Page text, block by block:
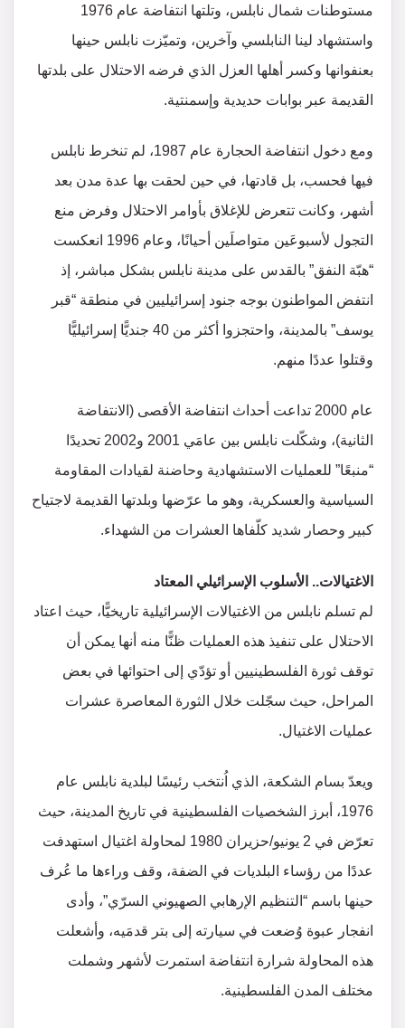
مستوطنات شمال نابلس، وتلتها انتفاضة عام 1976
واستشهاد لينا النابلسي وآخرين، وتميّزت نابلس حينها
بعنفوانها وكسر أهلها العزل الذي فرضه الاحتلال على بلدتها
القديمة عبر بوابات حديدية وإسمنتية.
ومع دخول انتفاضة الحجارة عام 1987، لم تنخرط نابلس
فيها فحسب، بل قادتها، في حين لحقت بها عدة مدن بعد
أشهر، وكانت تتعرض للإغلاق بأوامر الاحتلال وفرض منع
التجول لأسبوعَين متواصلَين أحيانًا، وعام 1996 انعكست
“هبّة النفق” بالقدس على مدينة نابلس بشكل مباشر، إذ
انتفض المواطنون بوجه جنود إسرائيليين في منطقة “قبر
يوسف” بالمدينة، واحتجزوا أكثر من 40 جنديًّا إسرائيليًّا
وقتلوا عددًا منهم.
عام 2000 تداعت أحداث انتفاضة الأقصى (الانتفاضة
الثانية)، وشكّلت نابلس بين عامَي 2001 و2002 تحديدًا
“منبعًا” للعمليات الاستشهادية وحاضنة لقيادات المقاومة
السياسية والعسكرية، وهو ما عرّضها وبلدتها القديمة لاجتياح
كبير وحصار شديد كلّفاها العشرات من الشهداء.
الاغتيالات.. الأسلوب الإسرائيلي المعتاد
لم تسلم نابلس من الاغتيالات الإسرائيلية تاريخيًّا، حيث اعتاد
الاحتلال على تنفيذ هذه العمليات ظنًّا منه أنها يمكن أن
توقف ثورة الفلسطينيين أو تؤدّي إلى احتوائها في بعض
المراحل، حيث سجّلت خلال الثورة المعاصرة عشرات
عمليات الاغتيال.
ويعدّ بسام الشكعة، الذي اُنتخب رئيسًا لبلدية نابلس عام
1976، أبرز الشخصيات الفلسطينية في تاريخ المدينة، حيث
تعرّض في 2 يونيو/حزيران 1980 لمحاولة اغتيال استهدفت
عددًا من رؤساء البلديات في الضفة، وقف وراءها ما عُرف
حينها باسم “التنظيم الإرهابي الصهيوني السرّي”، وأدى
انفجار عبوة وُضعت في سيارته إلى بتر قدمَيه، وأشعلت
هذه المحاولة شرارة انتفاضة استمرت لأشهر وشملت
مختلف المدن الفلسطينية.